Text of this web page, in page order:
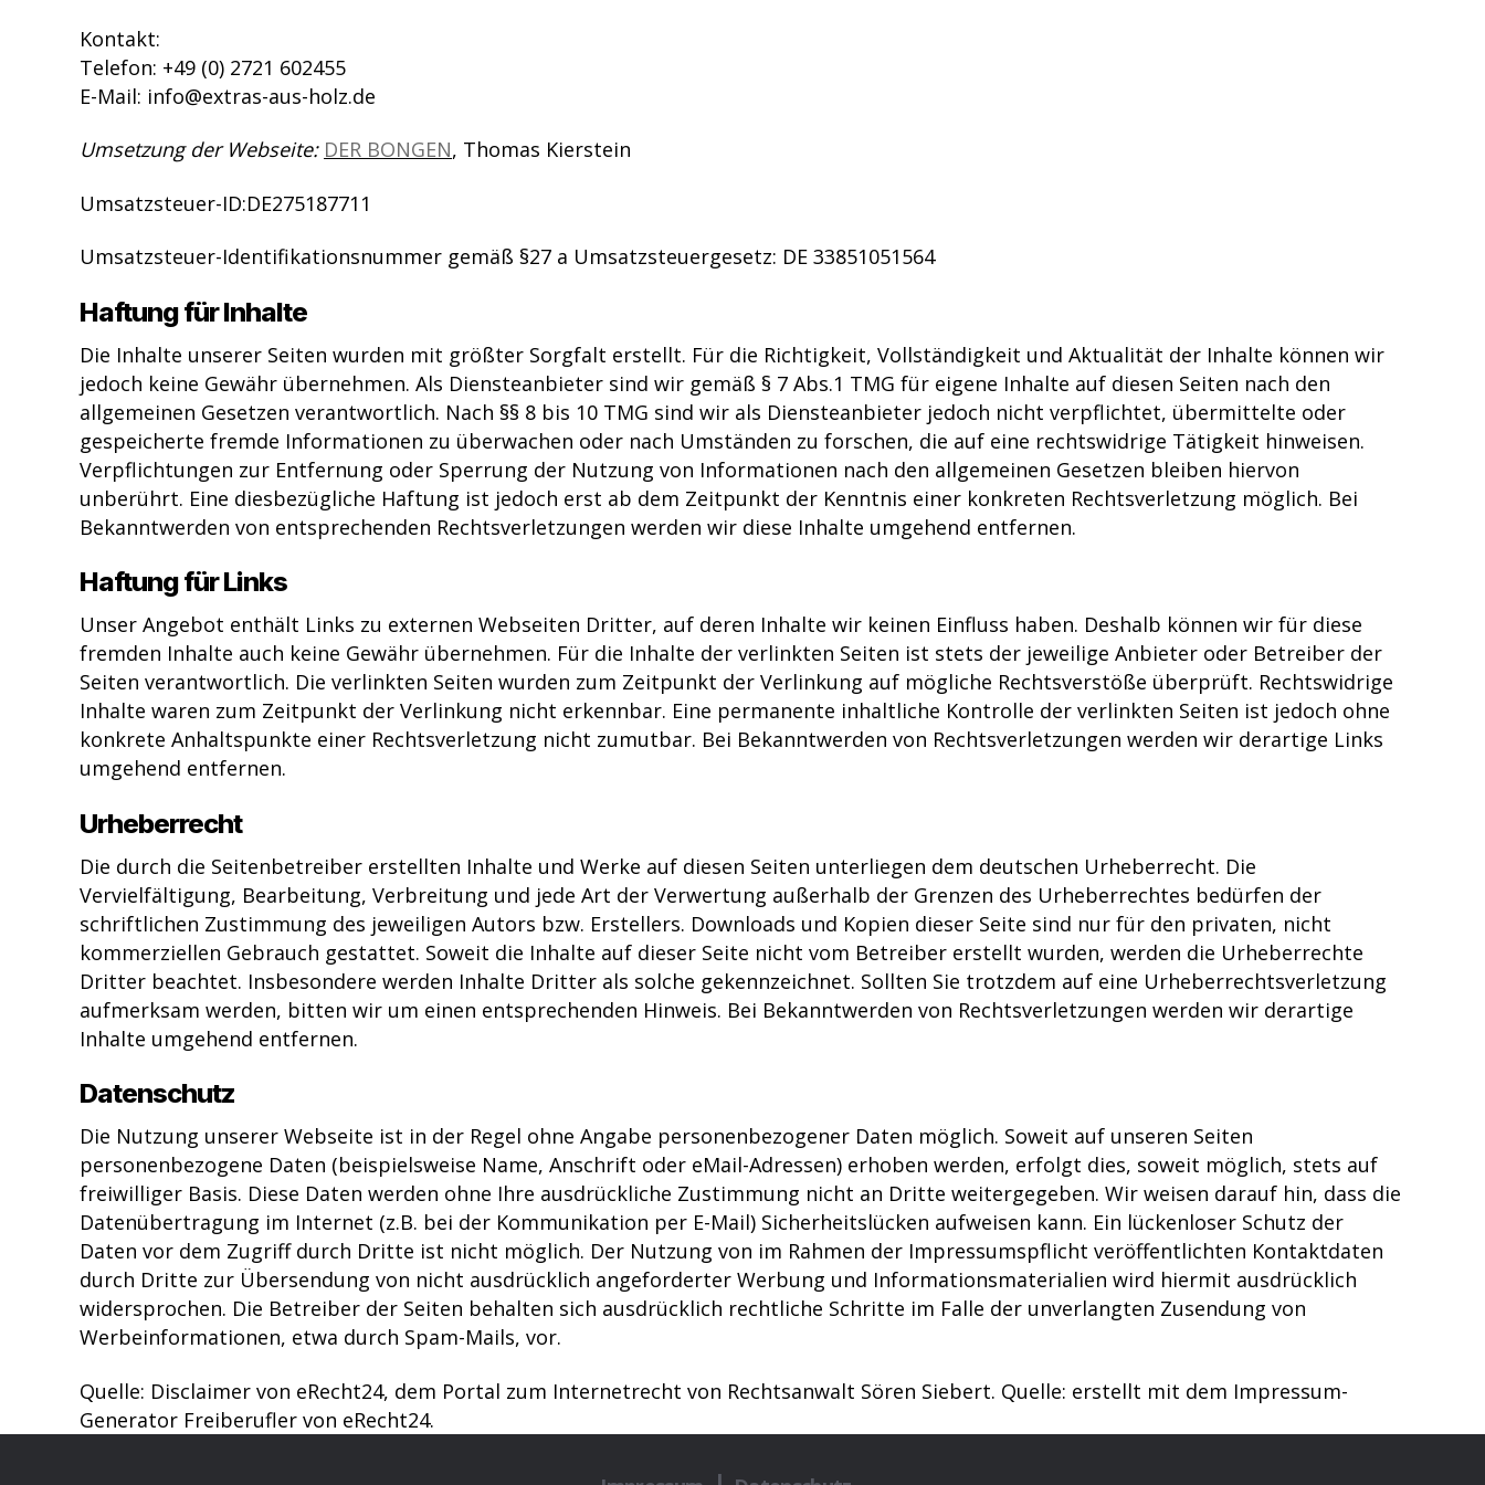
Kontakt:
Telefon: +49 (0) 2721 602455
E-Mail: info@extras-aus-holz.de
Umsetzung der Webseite: DER BONGEN, Thomas Kierstein
Umsatzsteuer-ID:DE275187711
Umsatzsteuer-Identifikationsnummer gemäß §27 a Umsatzsteuergesetz: DE 33851051564
Haftung für Inhalte
Die Inhalte unserer Seiten wurden mit größter Sorgfalt erstellt. Für die Richtigkeit, Vollständigkeit und Aktualität der Inhalte können wir
jedoch keine Gewähr übernehmen. Als Diensteanbieter sind wir gemäß § 7 Abs.1 TMG für eigene Inhalte auf diesen Seiten nach den
allgemeinen Gesetzen verantwortlich. Nach §§ 8 bis 10 TMG sind wir als Diensteanbieter jedoch nicht verpflichtet, übermittelte oder
gespeicherte fremde Informationen zu überwachen oder nach Umständen zu forschen, die auf eine rechtswidrige Tätigkeit hinweisen.
Verpflichtungen zur Entfernung oder Sperrung der Nutzung von Informationen nach den allgemeinen Gesetzen bleiben hiervon
unberührt. Eine diesbezügliche Haftung ist jedoch erst ab dem Zeitpunkt der Kenntnis einer konkreten Rechtsverletzung möglich. Bei
Bekanntwerden von entsprechenden Rechtsverletzungen werden wir diese Inhalte umgehend entfernen.
Haftung für Links
Unser Angebot enthält Links zu externen Webseiten Dritter, auf deren Inhalte wir keinen Einfluss haben. Deshalb können wir für diese
fremden Inhalte auch keine Gewähr übernehmen. Für die Inhalte der verlinkten Seiten ist stets der jeweilige Anbieter oder Betreiber der
Seiten verantwortlich. Die verlinkten Seiten wurden zum Zeitpunkt der Verlinkung auf mögliche Rechtsverstöße überprüft. Rechtswidrige
Inhalte waren zum Zeitpunkt der Verlinkung nicht erkennbar. Eine permanente inhaltliche Kontrolle der verlinkten Seiten ist jedoch ohne
konkrete Anhaltspunkte einer Rechtsverletzung nicht zumutbar. Bei Bekanntwerden von Rechtsverletzungen werden wir derartige Links
umgehend entfernen.
Urheberrecht
Die durch die Seitenbetreiber erstellten Inhalte und Werke auf diesen Seiten unterliegen dem deutschen Urheberrecht. Die
Vervielfältigung, Bearbeitung, Verbreitung und jede Art der Verwertung außerhalb der Grenzen des Urheberrechtes bedürfen der
schriftlichen Zustimmung des jeweiligen Autors bzw. Erstellers. Downloads und Kopien dieser Seite sind nur für den privaten, nicht
kommerziellen Gebrauch gestattet. Soweit die Inhalte auf dieser Seite nicht vom Betreiber erstellt wurden, werden die Urheberrechte
Dritter beachtet. Insbesondere werden Inhalte Dritter als solche gekennzeichnet. Sollten Sie trotzdem auf eine Urheberrechtsverletzung
aufmerksam werden, bitten wir um einen entsprechenden Hinweis. Bei Bekanntwerden von Rechtsverletzungen werden wir derartige
Inhalte umgehend entfernen.
Datenschutz
Die Nutzung unserer Webseite ist in der Regel ohne Angabe personenbezogener Daten möglich. Soweit auf unseren Seiten
personenbezogene Daten (beispielsweise Name, Anschrift oder eMail-Adressen) erhoben werden, erfolgt dies, soweit möglich, stets auf
freiwilliger Basis. Diese Daten werden ohne Ihre ausdrückliche Zustimmung nicht an Dritte weitergegeben. Wir weisen darauf hin, dass die
Datenübertragung im Internet (z.B. bei der Kommunikation per E-Mail) Sicherheitslücken aufweisen kann. Ein lückenloser Schutz der
Daten vor dem Zugriff durch Dritte ist nicht möglich. Der Nutzung von im Rahmen der Impressumspflicht veröffentlichten Kontaktdaten
durch Dritte zur Übersendung von nicht ausdrücklich angeforderter Werbung und Informationsmaterialien wird hiermit ausdrücklich
widersprochen. Die Betreiber der Seiten behalten sich ausdrücklich rechtliche Schritte im Falle der unverlangten Zusendung von
Werbeinformationen, etwa durch Spam-Mails, vor.
Quelle: Disclaimer von eRecht24, dem Portal zum Internetrecht von Rechtsanwalt Sören Siebert. Quelle: erstellt mit dem Impressum-
Generator Freiberufler von eRecht24.